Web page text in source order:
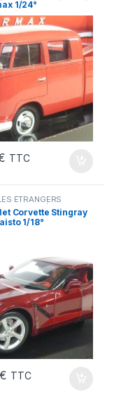
1/24°
TTC
ÉTRANGERS
...)
Corvette Stingray
1/18°
€ TTC